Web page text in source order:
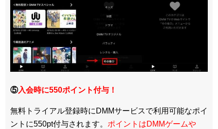
⑤入会時に550ポイント付与！
無料トライアル登録時にDMMサービスで利用可能なポイ
ントに550pt付与されます。 ポイントはDMMゲームや